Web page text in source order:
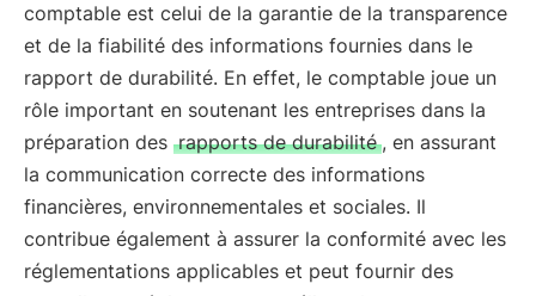
comptable est celui de la garantie de la transparence
et de la fiabilité des informations fournies dans le
rapport de durabilité. En effet, le comptable joue un
rôle important en soutenant les entreprises dans la
préparation des rapports de durabilité , en assurant
la communication correcte des informations
financières, environnementales et sociales. Il
contribue également à assurer la conformité avec les
réglementations applicables et peut fournir des